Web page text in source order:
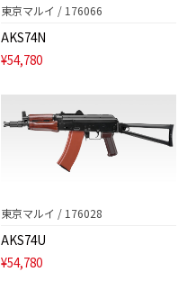
東京マルイ / 176066
AKS74N
¥54,780
東京マルイ / 176028
AKS74U
¥54,780